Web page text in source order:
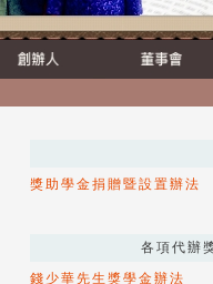
獎助學金捐贈暨設置辦法
各項代辦
錢少華先生獎學金辦法